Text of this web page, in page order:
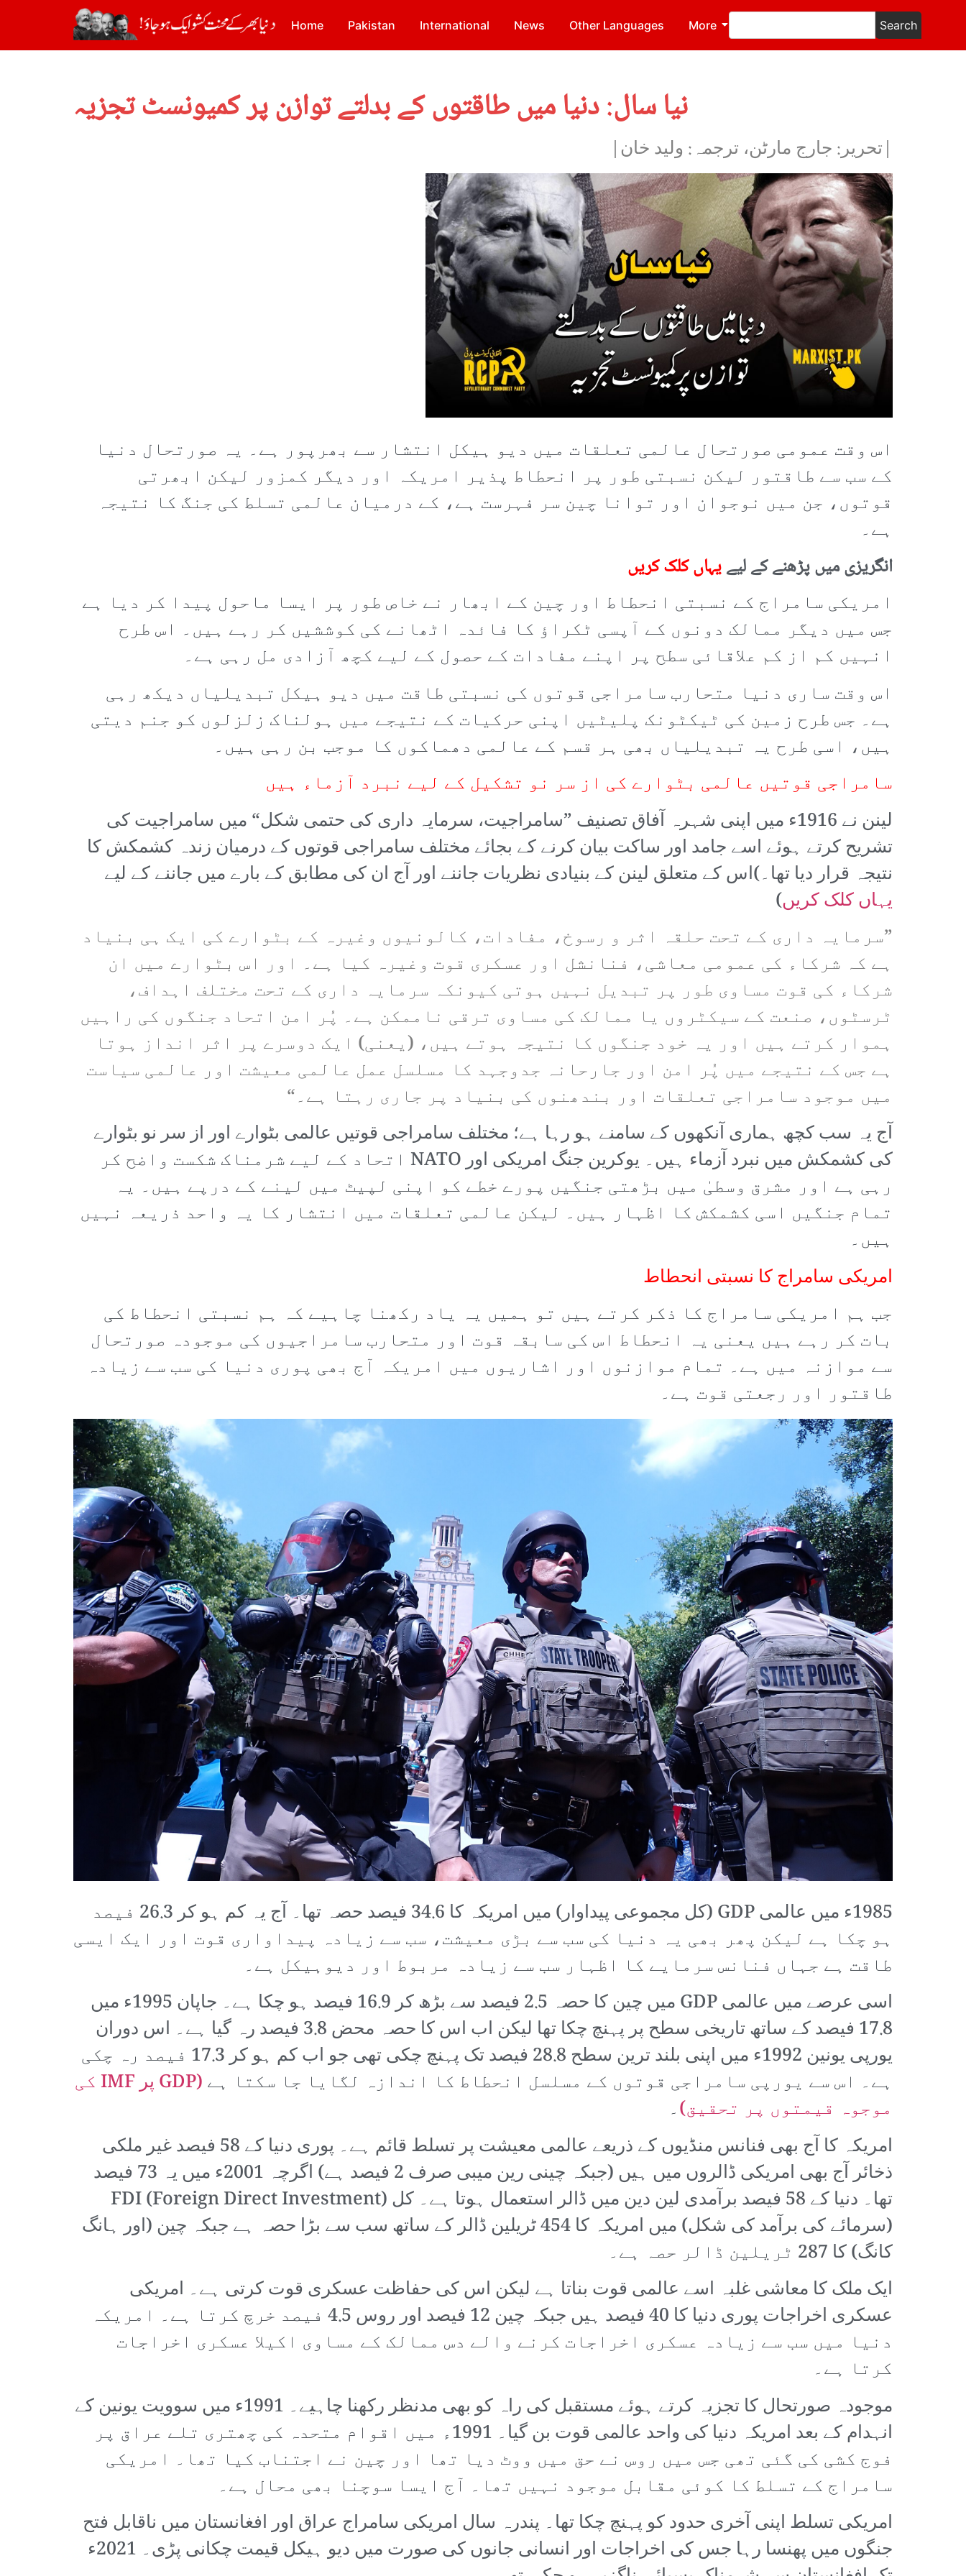
Home Pakistan International News Other Languages More Search
نیا سال: دنیا میں طاقتوں کے بدلتے توازن پر کمیونسٹ تجزیہ
|تحریر: جارج مارٹن، ترجمہ: ولید خان|
اس وقت عمومی صورتحال عالمی تعلقات میں دیو ہیکل انتشار سے بھرپور ہے۔ یہ صورتحال دنیا
کے سب سے طاقتور لیکن نسبتی طور پر انحطاط پذیر امریکہ اور دیگر کمزور لیکن ابھرتی
قوتوں، جن میں نوجوان اور توانا چین سر فہرست ہے، کے درمیان عالمی تسلط کی جنگ کا نتیجہ
ہے۔
انگریزی میں پڑھنے کے لیےیہاں کلک کریں
امریکی سامراج کے نسبتی انحطاط اور چین کے ابھار نے خاص طور پر ایسا ماحول پیدا کر دیا ہے
جس میں دیگر ممالک دونوں کے آپسی ٹکراؤ کا فائدہ اٹھانے کی کوششیں کر رہے ہیں۔ اس طرح
انہیں کم از کم علاقائی سطح پر اپنے مفادات کے حصول کے لیے کچھ آزادی مل رہی ہے۔
اس وقت ساری دنیا متحارب سامراجی قوتوں کی نسبتی طاقت میں دیو ہیکل تبدیلیاں دیکھ رہی
ہے۔ جس طرح زمین کی ٹیکٹونک پلیٹیں اپنی حرکیات کے نتیجے میں ہولناک زلزلوں کو جنم دیتی
ہیں، اسی طرح یہ تبدیلیاں بھی ہر قسم کے عالمی دھماکوں کا موجب بن رہی ہیں۔
سامراجی قوتیں عالمی بٹوارے کی از سر نو تشکیل کے لیے نبرد آزماء ہیں
لینن نے 1916ء میں اپنی شہرہ آفاق تصنیف ”سامراجیت، سرمایہ داری کی حتمی شکل“ میں سامراجیت کی
تشریح کرتے ہوئے اسے جامد اور ساکت بیان کرنے کے بجائے مختلف سامراجی قوتوں کے درمیان زندہ کشمکش کا
نتیجہ قرار دیا تھا۔)اس کے متعلق لینن کے بنیادی نظریات جاننے اور آج ان کی مطابق کے بارے میں جاننے کے لیے
یہاں کلک کریں)
”سرمایہ داری کے تحت حلقہ اثر و رسوخ، مفادات، کالونیوں وغیرہ کے بٹوارے کی ایک ہی بنیاد
ہے کہ شرکاء کی عمومی معاشی، فنانشل اور عسکری قوت وغیرہ کیا ہے۔ اور اس بٹوارے میں ان
شرکاء کی قوت مساوی طور پر تبدیل نہیں ہوتی کیونکہ سرمایہ داری کے تحت مختلف اہداف،
ٹرسٹوں، صنعت کے سیکٹروں یا ممالک کی مساوی ترقی ناممکن ہے۔ پُر امن اتحاد جنگوں کی راہیں
ہموار کرتے ہیں اور یہ خود جنگوں کا نتیجہ ہوتے ہیں، (یعنی) ایک دوسرے پر اثر انداز ہوتا
ہے جس کے نتیجے میں پُر امن اور جارحانہ جدوجہد کا مسلسل عمل عالمی معیشت اور عالمی سیاست
میں موجود سامراجی تعلقات اور بندھنوں کی بنیاد پر جاری رہتا ہے۔“
آج یہ سب کچھ ہماری آنکھوں کے سامنے ہو رہا ہے؛ مختلف سامراجی قوتیں عالمی بٹوارے اور از سر نو بٹوارے
کی کشمکش میں نبرد آزماء ہیں۔ یوکرین جنگ امریکی اور NATO اتحاد کے لیے شرمناک شکست واضح کر
رہی ہے اور مشرق وسطیٰ میں بڑھتی جنگیں پورے خطے کو اپنی لپیٹ میں لینے کے درپے ہیں۔ یہ
تمام جنگیں اسی کشمکش کا اظہار ہیں۔ لیکن عالمی تعلقات میں انتشار کا یہ واحد ذریعہ نہیں
ہیں۔
امریکی سامراج کا نسبتی انحطاط
جب ہم امریکی سامراج کا ذکر کرتے ہیں تو ہمیں یہ یاد رکھنا چاہیے کہ ہم نسبتی انحطاط کی
بات کر رہے ہیں یعنی یہ انحطاط اس کی سابقہ قوت اور متحارب سامراجیوں کی موجودہ صورتحال
سے موازنہ میں ہے۔ تمام موازنوں اور اشاریوں میں امریکہ آج بھی پوری دنیا کی سب سے زیادہ
طاقتور اور رجعتی قوت ہے۔
1985ء میں عالمی GDP (کل مجموعی پیداوار) میں امریکہ کا 34.6 فیصد حصہ تھا۔ آج یہ کم ہو کر 26.3 فیصد
ہو چکا ہے لیکن پھر بھی یہ دنیا کی سب سے بڑی معیشت، سب سے زیادہ پیداواری قوت اور ایک ایسی
طاقت ہے جہاں فنانس سرمایے کا اظہار سب سے زیادہ مربوط اور دیوہیکل ہے۔
اسی عرصے میں عالمی GDP میں چین کا حصہ 2.5 فیصد سے بڑھ کر 16.9 فیصد ہو چکا ہے۔ جاپان 1995ء میں
17.8 فیصد کے ساتھ تاریخی سطح پر پہنچ چکا تھا لیکن اب اس کا حصہ محض 3.8 فیصد رہ گیا ہے۔ اس دوران
یورپی یونین 1992ء میں اپنی بلند ترین سطح 28.8 فیصد تک پہنچ چکی تھی جو اب کم ہو کر 17.3 فیصد رہ چکی
ہے۔ اس سے یورپی سامراجی قوتوں کے مسلسل انحطاط کا اندازہ لگایا جا سکتا ہے
(GDP پر IMF کی
موجوہ قیمتوں پر تحقیق)۔
امریکہ کا آج بھی فنانس منڈیوں کے ذریعے عالمی معیشت پر تسلط قائم ہے۔ پوری دنیا کے 58 فیصد غیر ملکی
ذخائر آج بھی امریکی ڈالروں میں ہیں (جبکہ چینی رین میبی صرف 2 فیصد ہے) اگرچہ 2001ء میں یہ 73 فیصد
تھا۔ دنیا کے 58 فیصد برآمدی لین دین میں ڈالر استعمال ہوتا ہے۔ کل FDI (Foreign Direct Investment)
(سرمائے کی برآمد کی شکل) میں امریکہ کا 454 ٹریلین ڈالر کے ساتھ سب سے بڑا حصہ ہے جبکہ چین (اور ہانگ
کانگ) کا 287 ٹریلین ڈالر حصہ ہے۔
ایک ملک کا معاشی غلبہ اسے عالمی قوت بناتا ہے لیکن اس کی حفاظت عسکری قوت کرتی ہے۔ امریکی
عسکری اخراجات پوری دنیا کا 40 فیصد ہیں جبکہ چین 12 فیصد اور روس 4.5 فیصد خرچ کرتا ہے۔ امریکہ
دنیا میں سب سے زیادہ عسکری اخراجات کرنے والے دس ممالک کے مساوی اکیلا عسکری اخراجات
کرتا ہے۔
موجودہ صورتحال کا تجزیہ کرتے ہوئے مستقبل کی راہ کو بھی مدنظر رکھنا چاہیے۔ 1991ء میں سوویت یونین کے
انہدام کے بعد امریکہ دنیا کی واحد عالمی قوت بن گیا۔ 1991ء میں اقوام متحدہ کی چھتری تلے عراق پر
فوج کشی کی گئی تھی جس میں روس نے حق میں ووٹ دیا تھا اور چین نے اجتناب کیا تھا۔ امریکی
سامراج کے تسلط کا کوئی مقابل موجود نہیں تھا۔ آج ایسا سوچنا بھی محال ہے۔
امریکی تسلط اپنی آخری حدود کو پہنچ چکا تھا۔ پندرہ سال امریکی سامراج عراق اور افغانستان میں ناقابل فتح
جنگوں میں پھنسا رہا جس کی اخراجات اور انسانی جانوں کی صورت میں دیو ہیکل قیمت چکانی پڑی۔ 2021ء